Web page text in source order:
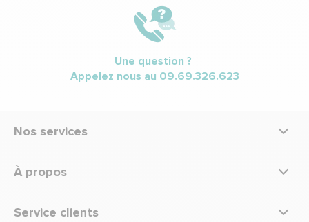
Une question ?
Appelez nous au 09.69.326.623
Nos services
À propos
Service clients